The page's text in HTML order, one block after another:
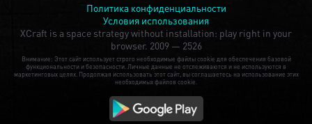
Политика конфиденциальности
Условия использования
XCraft is a space strategy without installation: play right in your
browser. 2009 — 2526
Внимание: Этот сайт использует строго необходимые файлы cookie для обеспечения базовой
функциональности и безопасности. Личные данные не отслеживаются и не используются в
маркетинговых целях. Продолжая использовать этот сайт, вы соглашаетесь на использование этих
необходимых файлов cookie.